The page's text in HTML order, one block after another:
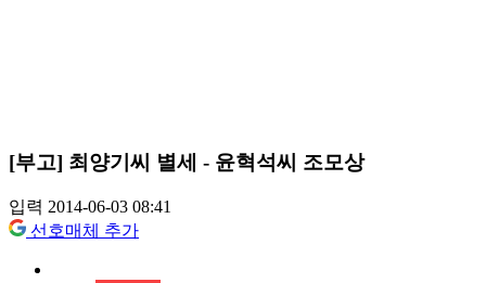
[부고] 최양기씨 별세 - 윤혁석씨 조모상
입력 2014-06-03 08:41
선호매체 추가